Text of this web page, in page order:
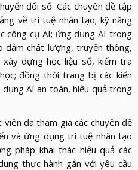
đổi số. Các chuyên đề tập
về trí tuệ nhân tạo; kỹ năng
công cụ AI; ứng dụng AI trong
đảm chất lượng, truyền thông,
dựng học liệu số, kiểm tra
đồng thời trang bị các kiến
AI an toàn, hiệu quả trong
viên đã tham gia các chuyên đề
và ứng dụng trí tuệ nhân tạo
pháp khai thác hiệu quả các
thực hành gắn với yêu cầu